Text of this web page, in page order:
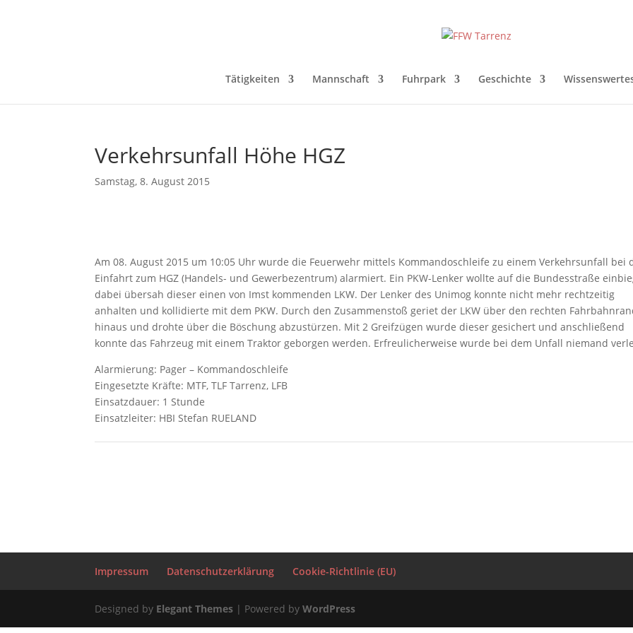
Tätigkeiten Mannschaft Fuhrpark Geschichte
Verkehrsunfall Höhe HGZ
Samstag, 8. August 2015
Am 08. August 2015 um 10:05 Uhr wurde die Feuerwehr mittels Kommandoschleife zu einem Verkehrsunfall bei
Einfahrt zum HGZ (Handels- und Gewerbezentrum) alarmiert. Ein PKW-Lenker wollte auf die Bundesstraße
dabei übersah dieser einen von Imst kommenden LKW. Der Lenker des Unimog konnte nicht mehr rechtzeitig
anhalten und kollidierte mit dem PKW. Durch den Zusammenstoß geriet der LKW über den rechten
hinaus und drohte über die Böschung abzustürzen. Mit 2 Greifzügen wurde dieser gesichert und anschließend
konnte das Fahrzeug mit einem Traktor geborgen werden. Erfreulicherweise wurde bei dem Unfall niemand
Alarmierung: Pager – Kommandoschleife
Eingesetzte Kräfte: MTF, TLF Tarrenz, LFB
Einsatzdauer: 1 Stunde
Einsatzleiter: HBI Stefan RUELAND
Impressum Datenschutzerklärung Cookie-Richtlinie (EU)
Designed by Elegant Themes | Powered byWordPress